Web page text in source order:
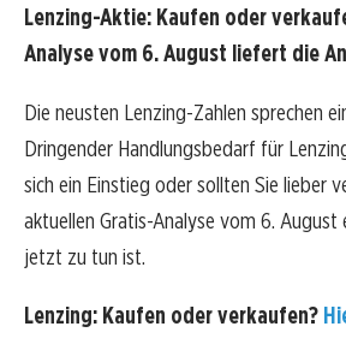
Lenzing-Aktie: Kaufen oder
Analyse vom 6. August liefert die
Die neusten Lenzing-Zahlen sprechen
Dringender Handlungsbedarf für
sich ein Einstieg oder sollten Sie lieber
aktuellen Gratis-Analyse vom 6. August
jetzt zu tun ist.
Lenzing: Kaufen oder verkaufen?